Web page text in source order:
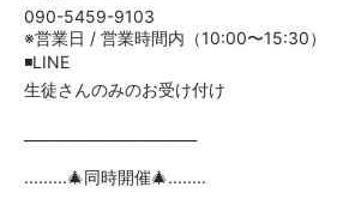
090-5459-9103
※営業日 / 営業時間内（10:00〜15:30）
◾️LINE
生徒さんのみのお受け付け
.........🎄同時開催🎄........